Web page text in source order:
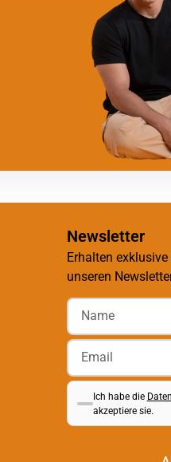
Newsletter
Erhalten
unseren
Ich habe die
akzeptiere sie.